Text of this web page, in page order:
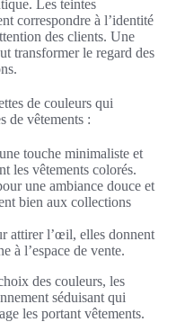
Les teintes
correspondre à l’identité
des clients. Une
transformer le regard des
de couleurs qui
de vêtements :
touche minimaliste et
les vêtements colorés.
une ambiance douce et
bien aux collections
attirer l’œil, elles donnent
à l’espace de vente.
des couleurs, les
séduisant qui
les portant vêtements.